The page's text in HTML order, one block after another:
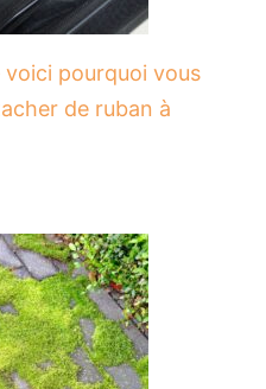
voici pourquoi vous
de ruban à